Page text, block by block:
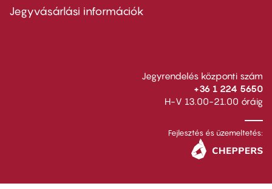
second
Jegyvásárlási információk
Jegyrendelés központi szám
+36 1 224 5650
H-V 13.00-21.00 óráig
Fejlesztés és üzemeltetés: